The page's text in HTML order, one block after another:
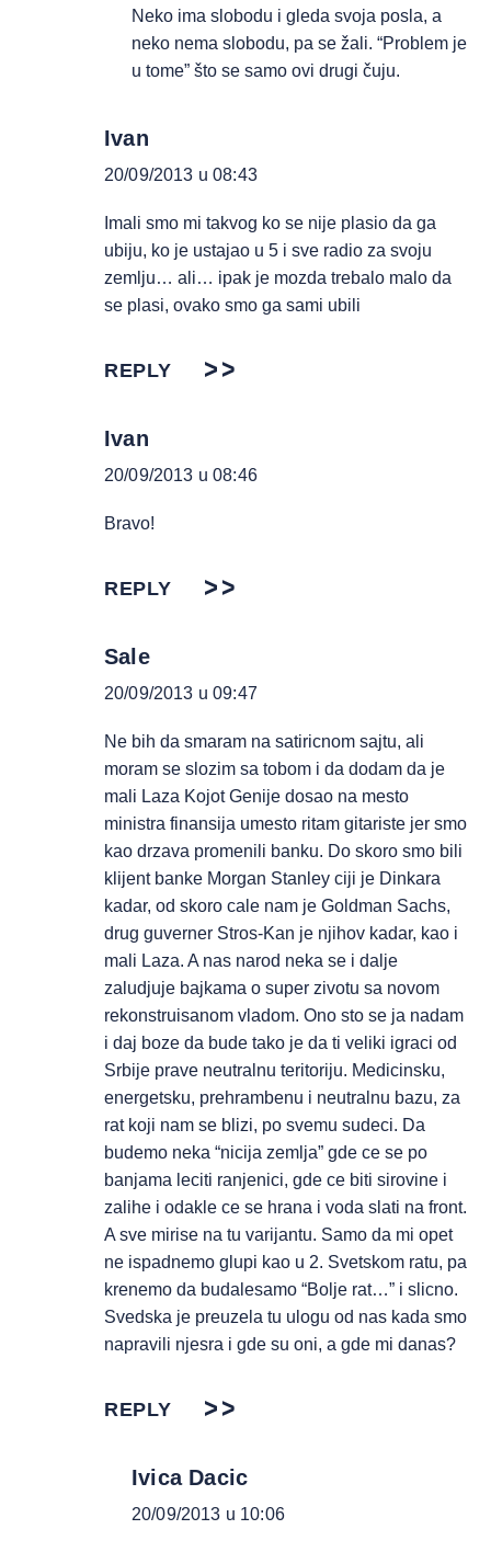
Neko ima slobodu i gleda svoja posla, a
neko nema slobodu, pa se žali. “Problem je
u tome” što se samo ovi drugi čuju.
Ivan
20/09/2013 u 08:43
Imali smo mi takvog ko se nije plasio da ga
ubiju, ko je ustajao u 5 i sve radio za svoju
zemlju… ali… ipak je mozda trebalo malo da
se plasi, ovako smo ga sami ubili
REPLY
Ivan
20/09/2013 u 08:46
Bravo!
REPLY
Sale
20/09/2013 u 09:47
Ne bih da smaram na satiricnom sajtu, ali
moram se slozim sa tobom i da dodam da je
mali Laza Kojot Genije dosao na mesto
ministra finansija umesto ritam gitariste jer smo
kao drzava promenili banku. Do skoro smo bili
klijent banke Morgan Stanley ciji je Dinkara
kadar, od skoro cale nam je Goldman Sachs,
drug guverner Stros-Kan je njihov kadar, kao i
mali Laza. A nas narod neka se i dalje
zaludjuje bajkama o super zivotu sa novom
rekonstruisanom vladom. Ono sto se ja nadam
i daj boze da bude tako je da ti veliki igraci od
Srbije prave neutralnu teritoriju. Medicinsku,
energetsku, prehrambenu i neutralnu bazu, za
rat koji nam se blizi, po svemu sudeci. Da
budemo neka “nicija zemlja” gde ce se po
banjama leciti ranjenici, gde ce biti sirovine i
zalihe i odakle ce se hrana i voda slati na front.
A sve mirise na tu varijantu. Samo da mi opet
ne ispadnemo glupi kao u 2. Svetskom ratu, pa
krenemo da budalesamo “Bolje rat…” i slicno.
Svedska je preuzela tu ulogu od nas kada smo
napravili njesra i gde su oni, a gde mi danas?
REPLY
Ivica Dacic
20/09/2013 u 10:06